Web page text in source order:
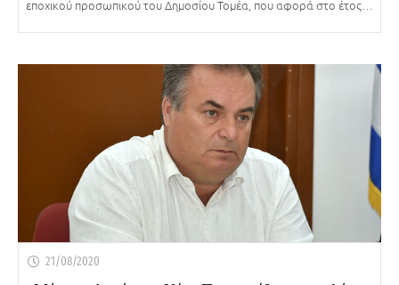
εποχικού προσωπικού του Δημοσίου Τομέα, που αφορά στο έτος…
21/08/2020